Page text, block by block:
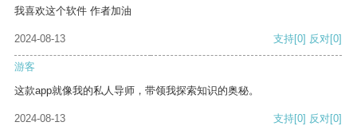
我喜欢这个软件 作者加油
2024-08-13 支持[0] 反对[0]
游客
这款app就像我的私人导师，带领我探索知识的奥秘。
2024-08-13 支持[0] 反对[0]